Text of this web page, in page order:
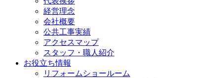
経営理念
会社概要
公共工事実績
アクセスマップ
スタッフ・職人紹介
お役立ち情報
リフォームショールーム